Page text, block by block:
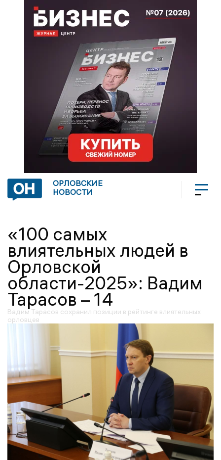
ОРЛОВСКИЕ
НОВОСТИ
«100 самых
влиятельных людей в
Орловской
области-2025»: Вадим
Тарасов – 14
Вадим Тарасов сохранил позиции в рейтинге влиятельных
орловцев